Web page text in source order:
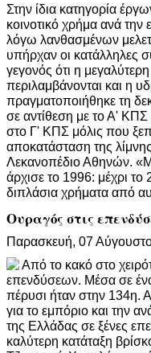
Στην ίδια κατηγορία
κοινοτικό χρήμα ανά την
λόγω λανθασμένων
υπήρχαν οι κατάλληλες
γεγονός ότι η
περιλαμβάνονται και η
πραγματοποιήθηκε τη
σε αντίθεση με το Α'
στο Γ' ΚΠΣ μόλις που
αποκατάσταση της
Λεκανοπέδιο Αθηνών.
άρχισε το 1996: μέχρι το
διπλάσια χρήματα από
Ουραγός στις
Παρασκευή, 07
Από το κακό στο
επενδύσεων. Μέσα σε
πέρυσι ήταν στην 134η.
για το εμπόριο και την
της Ελλάδας σε ξένες
καλύτερη κατάταξη